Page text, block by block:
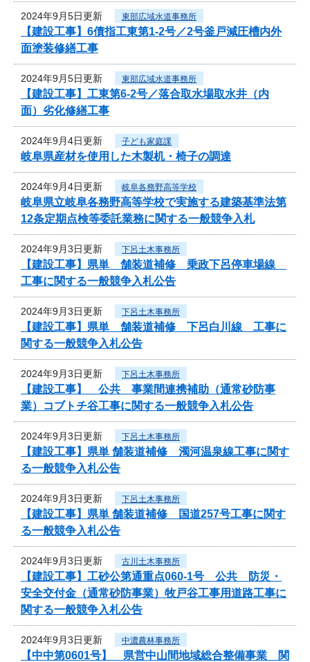
2024年9月5日更新 東部広域水道事務所
【建設工事】6債指工東第1-2号／2号釜戸減圧槽内外
面塗装修繕工事
2024年9月5日更新 東部広域水道事務所
【建設工事】工東第6-2号／落合取水場取水井（内
面）劣化修繕工事
2024年9月4日更新 子ども家庭課
岐阜県産材を使用した木製机・椅子の調達
2024年9月4日更新 岐阜各務野高等学校
岐阜県立岐阜各務野高等学校で実施する建築基準法第
12条定期点検等委託業務に関する一般競争入札
2024年9月3日更新 下呂土木事務所
【建設工事】県単 舗装道補修 乗政下呂停車場線
工事に関する一般競争入札公告
2024年9月3日更新 下呂土木事務所
【建設工事】県単 舗装道補修 下呂白川線 工事に
関する一般競争入札公告
2024年9月3日更新 下呂土木事務所
【建設工事】 公共 事業間連携補助（通常砂防事
業）コブトチ谷工事に関する一般競争入札公告
2024年9月3日更新 下呂土木事務所
【建設工事】県単 舗装道補修 濁河温泉線工事に関す
る一般競争入札公告
2024年9月3日更新 下呂土木事務所
【建設工事】県単 舗装道補修 国道257号工事に関す
る一般競争入札公告
2024年9月3日更新 古川土木事務所
【建設工事】工砂公第通重点060-1号 公共 防災・
安全交付金（通常砂防事業）牧戸谷工事用道路工事に
関する一般競争入札公告
2024年9月3日更新 中濃農林事務所
【中中第0601号】 県営中山間地域総合整備事業 関